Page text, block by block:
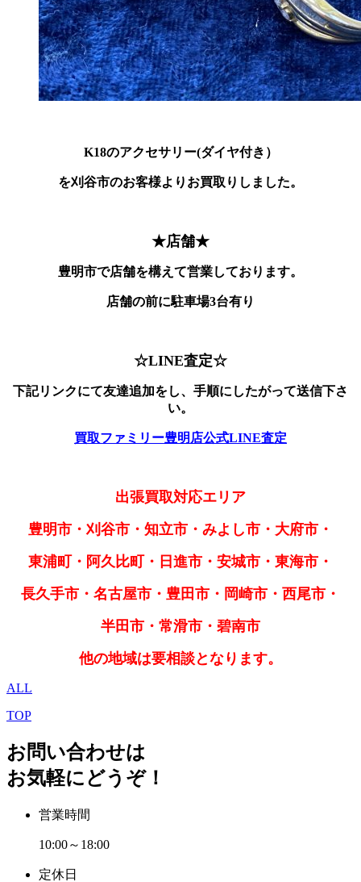
K18のアクセサリー(ダイヤ付き）
を刈谷市のお客様よりお買取りしました。
★店舗★
豊明市で店舗を構えて営業しております。
店舗の前に駐車場3台有り
☆LINE査定☆
下記リンクにて友達追加をし、手順にしたがって送信下さ
い。
買取ファミリー豊明店公式LINE査定
出張買取対応エリア
豊明市・刈谷市・知立市・みよし市・大府市・
東浦町・阿久比町・日進市・安城市・東海市・
長久手市・名古屋市・豊田市・岡崎市・西尾市・
半田市・常滑市・碧南市
他の地域は要相談となります。
ALL
TOP
お問い合わせは
お気軽にどうぞ！
営業時間
10:00～18:00
定休日